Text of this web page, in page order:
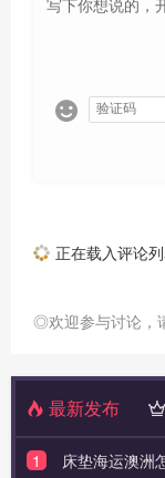

正在载入评论列
◎欢迎参与讨论，
最新发布
1
床垫海运澳洲